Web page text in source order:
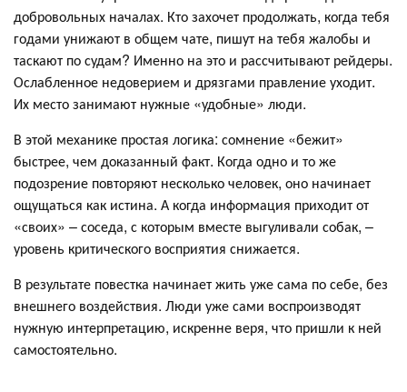
добровольных началах. Кто захочет продолжать, когда тебя
годами унижают в общем чате, пишут на тебя жалобы и
таскают по судам? Именно на это и рассчитывают рейдеры.
Ослабленное недоверием и дрязгами правление уходит.
Их место занимают нужные «удобные» люди.
В этой механике простая логика: сомнение «бежит»
быстрее, чем доказанный факт. Когда одно и то же
подозрение повторяют несколько человек, оно начинает
ощущаться как истина. А когда информация приходит от
«своих» – соседа, с которым вместе выгуливали собак, –
уровень критического восприятия снижается.
В результате повестка начинает жить уже сама по себе, без
внешнего воздействия. Люди уже сами воспроизводят
нужную интерпретацию, искренне веря, что пришли к ней
самостоятельно.